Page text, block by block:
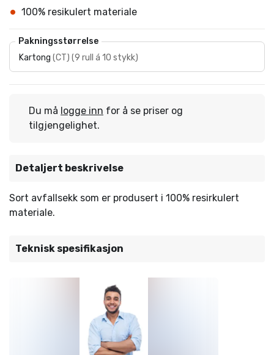
100% resikulert materiale
Pakningsstørrelse
Kartong (CT) (9 rull á 10 stykk)
Du må logge inn for å se priser og
tilgjengelighet.
Detaljert beskrivelse
Sort avfallsekk som er produsert i 100% resirkulert
materiale.
Teknisk spesifikasjon